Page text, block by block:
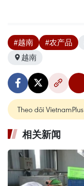
#越南 #农产品
越南
Theo dõi VietnamPlus
相关新闻